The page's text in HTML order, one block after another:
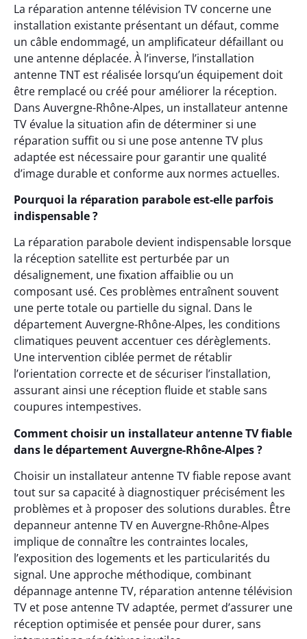
La réparation antenne télévision TV concerne une
installation existante présentant un défaut, comme
un câble endommagé, un amplificateur défaillant ou
une antenne déplacée. À l’inverse, l’installation
antenne TNT est réalisée lorsqu’un équipement doit
être remplacé ou créé pour améliorer la réception.
Dans Auvergne-Rhône-Alpes, un installateur antenne
TV évalue la situation afin de déterminer si une
réparation suffit ou si une pose antenne TV plus
adaptée est nécessaire pour garantir une qualité
d’image durable et conforme aux normes actuelles.
Pourquoi la réparation parabole est-elle parfois
indispensable ?
La réparation parabole devient indispensable lorsque
la réception satellite est perturbée par un
désalignement, une fixation affaiblie ou un
composant usé. Ces problèmes entraînent souvent
une perte totale ou partielle du signal. Dans le
département Auvergne-Rhône-Alpes, les conditions
climatiques peuvent accentuer ces dérèglements.
Une intervention ciblée permet de rétablir
l’orientation correcte et de sécuriser l’installation,
assurant ainsi une réception fluide et stable sans
coupures intempestives.
Comment choisir un installateur antenne TV fiable
dans le département Auvergne-Rhône-Alpes ?
Choisir un installateur antenne TV fiable repose avant
tout sur sa capacité à diagnostiquer précisément les
problèmes et à proposer des solutions durables. Être
depanneur antenne TV en Auvergne-Rhône-Alpes
implique de connaître les contraintes locales,
l’exposition des logements et les particularités du
signal. Une approche méthodique, combinant
dépannage antenne TV, réparation antenne télévision
TV et pose antenne TV adaptée, permet d’assurer une
réception optimisée et pensée pour durer, sans